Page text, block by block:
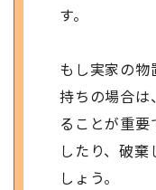
す。
もし実家の
持ちの場合は
ることが重要
したり、破
しょう。